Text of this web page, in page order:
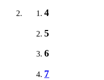
4
5
6
7